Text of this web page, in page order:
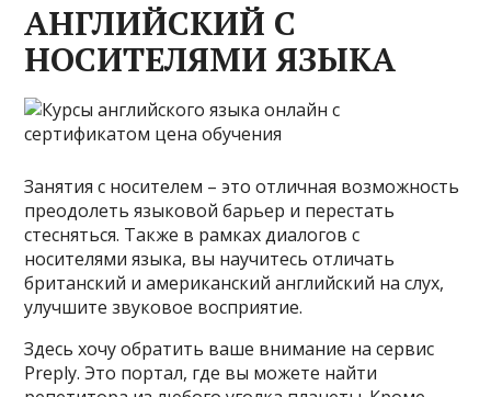
АНГЛИЙСКИЙ С
НОСИТЕЛЯМИ ЯЗЫКА
Занятия с носителем – это отличная возможность
преодолеть языковой барьер и перестать
стесняться. Также в рамках диалогов с
носителями языка, вы научитесь отличать
британский и американский английский на слух,
улучшите звуковое восприятие.
Здесь хочу обратить ваше внимание на сервис
Preply. Это портал, где вы можете найти